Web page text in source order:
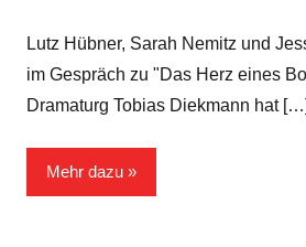
Lutz Hübner, Sarah Nemitz und
im Gespräch zu "Das Herz eines
Dramaturg Tobias Diekmann hat […]
Mehr dazu